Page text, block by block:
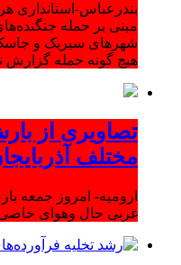
بندرعباس-استانداری
مبنی بر حمله
شهرهای سیریک و
هیچ گونه حمله
تصاویری از
مختلف
ارومیه- امروز جمعه
غربی حال وهوای